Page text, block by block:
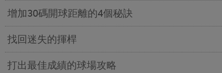
增加30碼開球距離的4個秘訣
找回迷失的揮桿
打出最佳成績的球場攻略